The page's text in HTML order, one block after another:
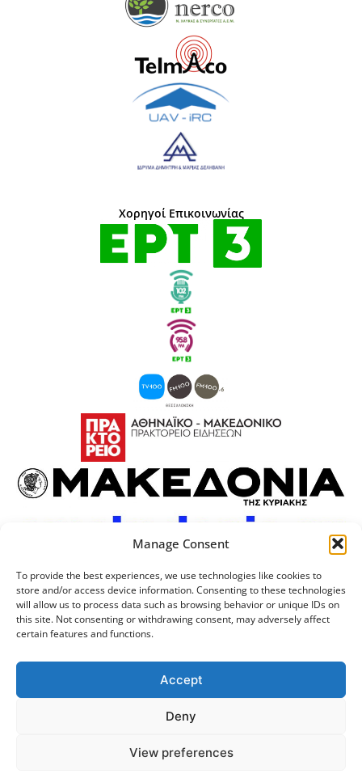
Manage Consent
To provide the best experiences, we use technologies like cookies to
store and/or access device information. Consenting to these technologies
will allow us to process data such as browsing behavior or unique IDs on
this site. Not consenting or withdrawing consent, may adversely affect
certain features and functions.
Accept
Deny
View preferences
Χορηγοί Επικοινωνίας
Προσωπικά Δεδομένα
Λογότυπος
Πανεπιστήμιο Θεσσαλονίκης
Διακυβέρνησης ΑΠΘ